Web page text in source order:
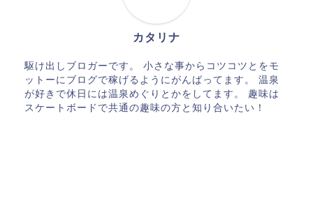
カタリナ
駆け出しブロガーです。 小さな事からコツコツとをモ
ットーにブログで稼げるようにがんばってます。 温泉
が好きで休日には温泉めぐりとかをしてます。 趣味は
スケートボードで共通の趣味の方と知り合いたい！